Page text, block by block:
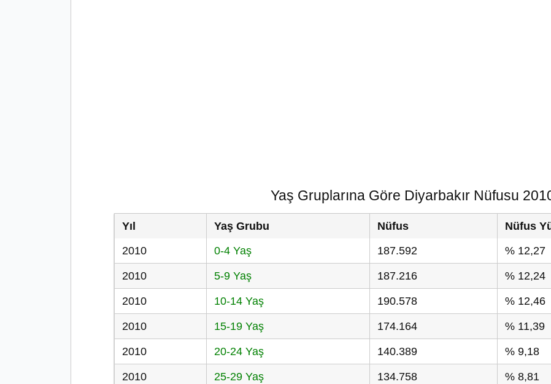
Yaş Gruplarına Göre Diyarbakır Nüfusu
Yıl Yaş Grubu Nüfus
Nüfus
2010
0-4 Yaş 187.592 % 12,27
2010 5-9 Yaş 187.216 % 12,24
2010 10-14 Yaş 190.578 % 12,46
2010 15-19 Yaş 174.164 % 11,39
2010 20-24 Yaş 140.389 % 9,18
2010 25-29 Yaş 134.758 % 8,81